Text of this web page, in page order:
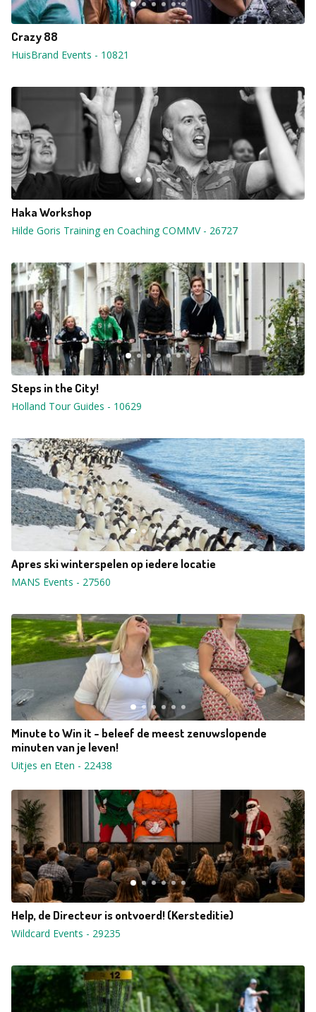
Crazy 88
HuisBrand Events - 10821
Haka Workshop
Hilde Goris Training en Coaching COMMV- 26727
Steps in the City!
Holland Tour Guides - 10629
Apres ski winterspelen op iedere locatie
MANS Events - 27560
Minute to Win it - beleef de meest zenuwslopende
minuten van je leven!
Uitjes en Eten - 22438
Help, de Directeur is ontvoerd! (Kersteditie)
Wildcard Events - 29235